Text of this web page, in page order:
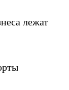
лежат